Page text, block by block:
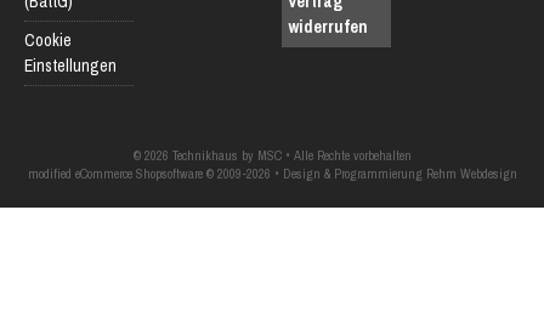
Cookie
Einstellungen
widerrufen
© 2026 Technikhaus by MSC • Alle Rechte vorbehalten
modified eCommerce Shopsoftware © 2009-2026 • Design & Programmierung Rehm Webdesign